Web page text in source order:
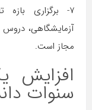
۷- برگزاری
آزمایشگاهی،
مجاز است.
افزایش
سنوات